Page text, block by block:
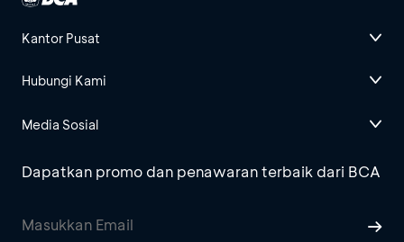
Kantor Pusat
Hubungi Kami
Media Sosial
Dapatkan promo dan penawaran terbaik dari BCA